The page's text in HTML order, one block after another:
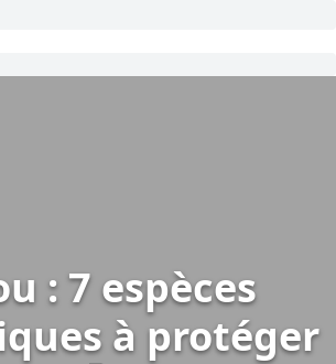
: 7 espèces
à protéger